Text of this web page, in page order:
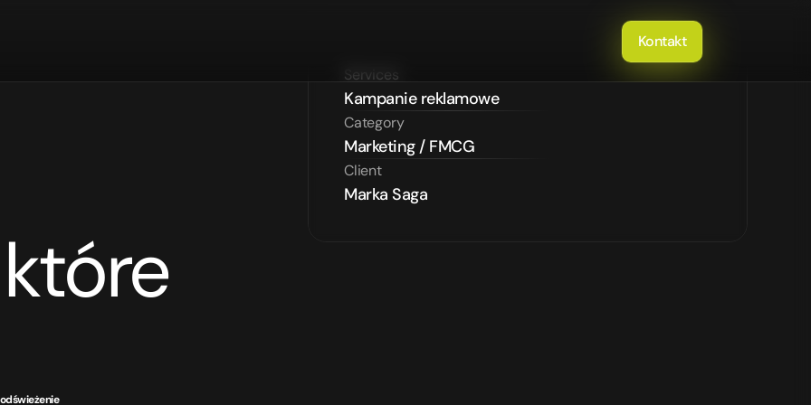
Kontakt
Services
Kampanie reklamowe
Category
Marketing / FMCG
Client
Marka Saga